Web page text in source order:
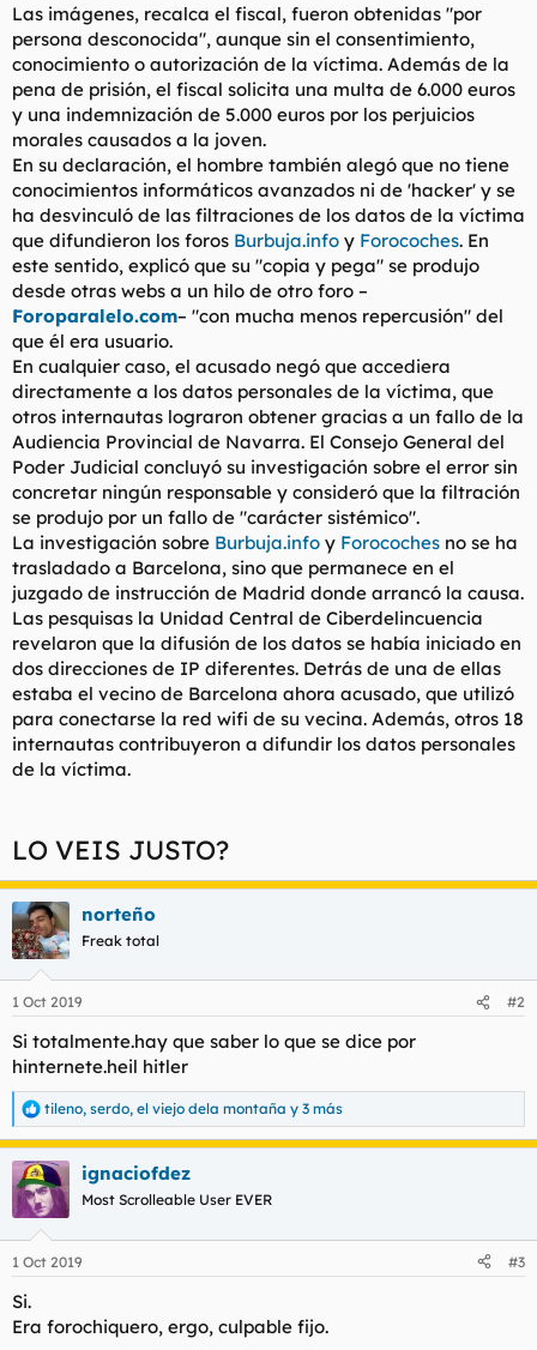
Las imágenes, recalca el fiscal, fueron obtenidas "por
persona desconocida", aunque sin el consentimiento,
conocimiento o autorización de la víctima. Además de la
pena de prisión, el fiscal solicita una multa de 6.000 euros
y una indemnización de 5.000 euros por los perjuicios
morales causados a la joven.
En su declaración, el hombre también alegó que no tiene
conocimientos informáticos avanzados ni de 'hacker' y se
ha desvinculó de las filtraciones de los datos de la víctima
que difundieron los foros Burbuja.info y Forocoches. En
este sentido, explicó que su "copia y pega" se produjo
desde otras webs a un hilo de otro foro –
Foroparalelo.com– "con mucha menos repercusión" del
que él era usuario.
En cualquier caso, el acusado negó que accediera
directamente a los datos personales de la víctima, que
otros internautas lograron obtener gracias a un fallo de la
Audiencia Provincial de Navarra. El Consejo General del
Poder Judicial concluyó su investigación sobre el error sin
concretar ningún responsable y consideró que la filtración
se produjo por un fallo de "carácter sistémico".
La investigación sobre Burbuja.info y Forocoches no se ha
trasladado a Barcelona, sino que permanece en el
juzgado de instrucción de Madrid donde arrancó la causa.
Las pesquisas la Unidad Central de Ciberdelincuencia
revelaron que la difusión de los datos se había iniciado en
dos direcciones de IP diferentes. Detrás de una de ellas
estaba el vecino de Barcelona ahora acusado, que utilizó
para conectarse la red wifi de su vecina. Además, otros 18
internautas contribuyeron a difundir los datos personales
de la víctima.
LO VEIS JUSTO?
norteño
Freak total
1 Oct 2019 #2
Si totalmente.hay que saber lo que se dice por
hinternete.heil hitler
R
e
a
c
c
i
e
:
tileno, serdo, el viejo dela montaña y 3 más
ignaciofdez
Most Scrolleable User EVER
1 Oct 2019 #3
Si.
Era forochiquero, ergo, culpable fijo.